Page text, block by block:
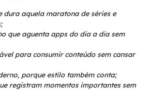
dura aquela maratona de séries e
que aguenta apps do dia a dia sem
para consumir conteúdo sem cansar
porque estilo também conta;
registram momentos importantes sem